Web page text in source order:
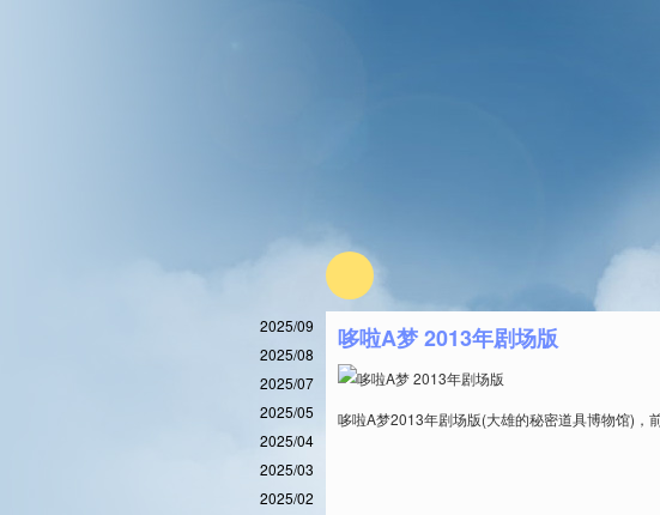
2025/09
2025/08
2025/07
2025/05
2025/04
2025/03
2025/02
哆啦A梦 2013年剧场版
哆啦A梦2013年剧场版(大雄的秘密道具博物馆)，